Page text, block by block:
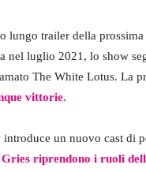
lungo trailer della
nel luglio 2021, lo show
The White Lotus. La
vittorie.
un nuovo cast di
riprendono i ruoli